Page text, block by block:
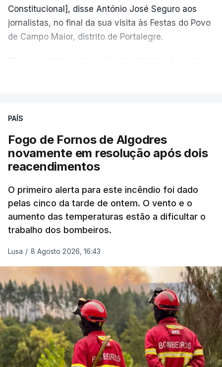
Constitucional], disse António José Seguro aos
jornalistas, no final da sua visita às Festas do Povo
de Campo Maior, distrito de Portalegre.
nada disto é incompatível com tratarmos com
crianças", acrescentou.
António José Seguro mostrou dúvidas sobre se é
ERRO100
ESTE CONTEÚDO ESTÁ NESTE
MOMENTO INDISPONÍVEL
O Chega considerou "de uma enorme gravidade" a
decisão do Presidente da Repúblicade enviar para
o Tribunal Constitucional o decreto sobre retorno
PAÍS
Fogo de Fornos de Algodres
novamente em resolução após dois
reacendimentos
O primeiro alerta para este incêndio foi dado
pelas cinco da tarde de ontem. O vento e o
aumento das temperaturas estão a dificultar o
trabalho dos bombeiros.
Lusa / 8 Agosto 2026, 16:43